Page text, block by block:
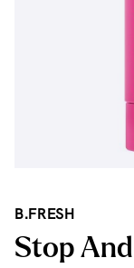
B.FRESH
Stop